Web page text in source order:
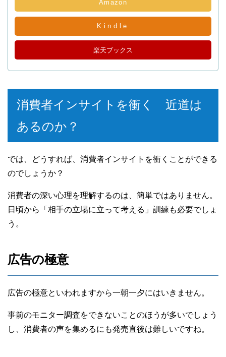
Amazon
Kindle
楽天ブックス
消費者インサイトを衝く 近道は
あるのか？
では、どうすれば、消費者インサイトを衝くことができる
のでしょうか？
消費者の深い心理を理解するのは、簡単ではありません。
日頃から「相手の立場に立って考える」訓練も必要でしょ
う。
広告の極意
広告の極意といわれますから一朝一夕にはいきません。
事前のモニター調査をできないことのほうが多いでしょう
し、消費者の声を集めるにも発売直後は難しいですね。